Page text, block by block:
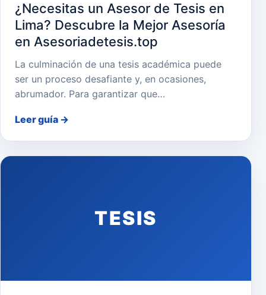
¿Necesitas un Asesor de Tesis en
Lima? Descubre la Mejor Asesoría
en Asesoriadetesis.top
La culminación de una tesis académica puede
ser un proceso desafiante y, en ocasiones,
abrumador. Para garantizar que…
Leer guía →
TESIS